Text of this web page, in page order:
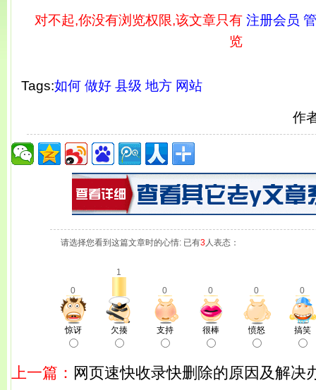
对不起,你没有浏览权限,该文章只有 注册会员
览
Tags:如何 做好 县级 地方 网站
作
请选择您看到这篇文章时的心情: 已有3人表态：
0
1
0
0 0 0
惊讶 欠揍 支持 很棒 愤怒 搞笑
上一篇： 网页速快收录快删除的原因及解决